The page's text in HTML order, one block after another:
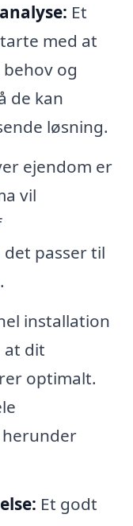
Et
med at
og
de kan
løsning.
ejendom er
vil
passer til
installation
at dit
optimalt.
Et godt